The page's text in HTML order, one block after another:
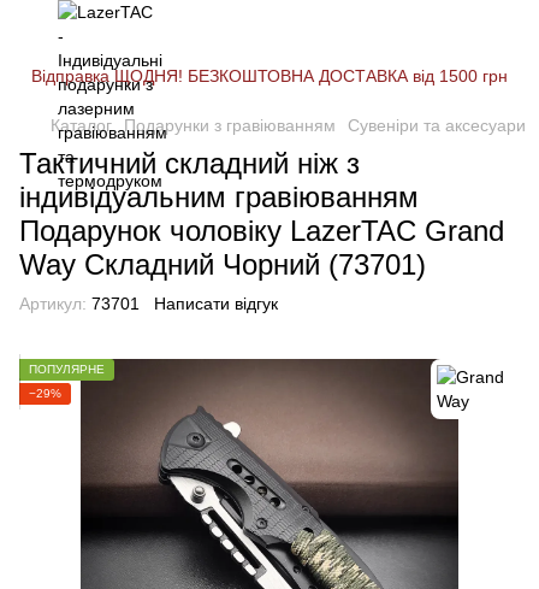
Відправка ЩОДНЯ! БЕЗКОШТОВНА ДОСТАВКА від 1500 грн
Каталог Подарунки з гравіюванням Сувеніри та аксесуари
Тактичний складний ніж з
індивідуальним гравіюванням
Подарунок чоловіку LazerTAC Grand
Way Складний Чорний (73701)
Артикул: 73701 Написати відгук
ПОПУЛЯРНЕ
−29%